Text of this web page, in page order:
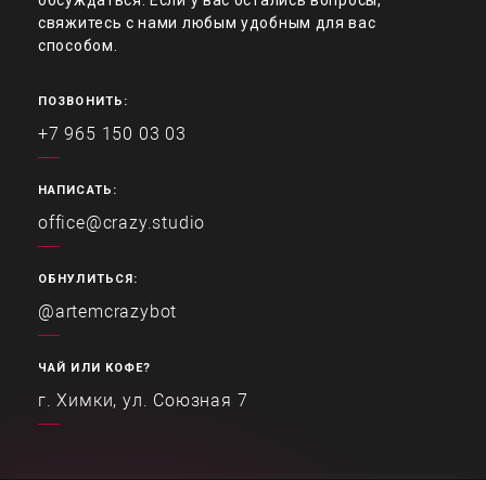
свяжитесь с нами любым удобным для вас
способом.
ПОЗВОНИТЬ:
+7 965 150 03 03
НАПИСАТЬ:
office@crazy.studio
ОБНУЛИТЬСЯ:
@artemcrazybot
ЧАЙ ИЛИ КОФЕ?
г. Химки, ул. Союзная 7